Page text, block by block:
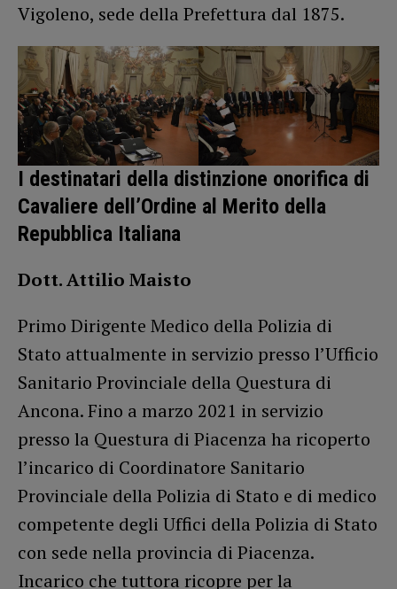
Vigoleno, sede della Prefettura dal 1875.
I destinatari della distinzione onorifica di
Cavaliere dell’Ordine al Merito della
Repubblica Italiana
Dott. Attilio Maisto
Primo Dirigente Medico della Polizia di
Stato attualmente in servizio presso l’Ufficio
Sanitario Provinciale della Questura di
Ancona. Fino a marzo 2021 in servizio
presso la Questura di Piacenza ha ricoperto
l’incarico di Coordinatore Sanitario
Provinciale della Polizia di Stato e di medico
competente degli Uffici della Polizia di Stato
con sede nella provincia di Piacenza.
Incarico che tuttora ricopre per la